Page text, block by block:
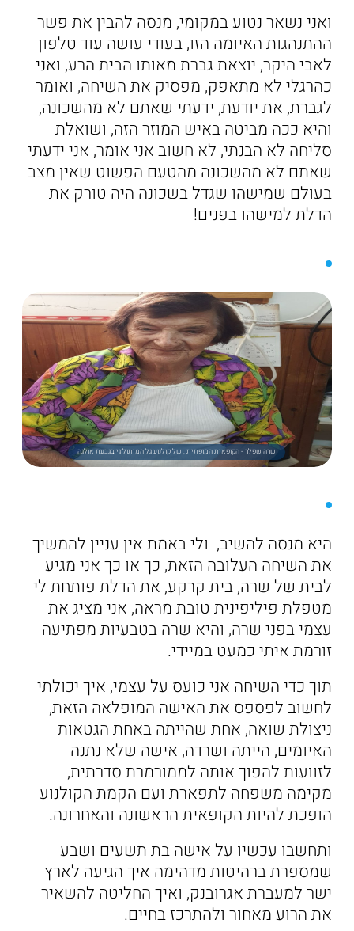
ואני נשאר נטוע במקומי, מנסה להבין את פשר
ההתנהגות האיומה הזו, בעודי עושה עוד טלפון
לאבי היקר, יוצאת גברת מאותו הבית הרע, ואני
כהרגלי לא מתאפק, מפסיק את השיחה, ואומר
לגברת, את יודעת, ידעתי שאתם לא מהשכונה,
והיא ככה מביטה באיש המוזר הזה, ושואלת
סליחה לא הבנתי, לא חשוב אני אומר, אני ידעתי
שאתם לא מהשכונה מהטעם הפשוט שאין מצב
בעולם שמישהו שגדל בשכונה היה טורק את
הדלת למישהו בפנים!
שרה שפלר - הקופאית המופתית , של קולנוע גל המיתולוגי בגבעת אולגה
היא מנסה להשיב, ולי באמת אין עניין להמשיך
את השיחה העלובה הזאת, כך או כך אני מגיע
לבית של שרה, בית קרקע, את הדלת פותחת לי
מטפלת פיליפינית טובת מראה, אני מציג את
עצמי בפני שרה, והיא שרה בטבעיות מפתיעה
זורמת איתי כמעט במיידי.
תוך כדי השיחה אני כועס על עצמי, איך יכולתי
לחשוב לפספס את האישה המופלאה הזאת,
ניצולת שואה, אחת שהייתה באחת הגטאות
האיומים, הייתה ושרדה, אישה שלא נתנה
לזוועות להפוך אותה לממורמרת סדרתית,
מקימה משפחה לתפארת ועם הקמת הקולנוע
הופכת להיות הקופאית הראשונה והאחרונה.
ותחשבו עכשיו על אישה בת תשעים ושבע
שמספרת ברהיטות מדהימה איך הגיעה לארץ
ישר למעברת אגרובנק, ואיך החליטה להשאיר
את הרוע מאחור ולהתרכז בחיים.